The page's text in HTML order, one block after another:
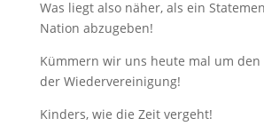
Was liegt also näher, als ein
Nation abzugeben!
Kümmern wir uns heute mal um den
der Wiedervereinigung!
Kinders, wie die Zeit vergeht!